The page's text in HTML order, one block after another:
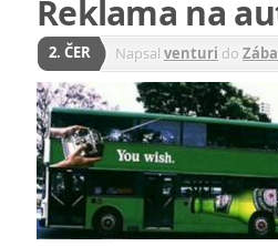
Reklama na
2. ČER Napsal venturi do